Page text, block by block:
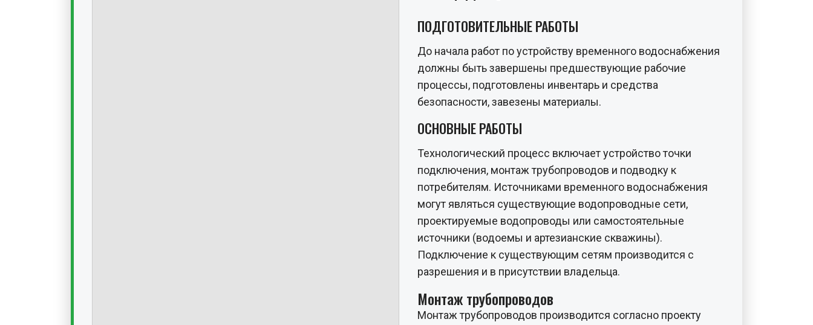
ПОДГОТОВИТЕЛЬНЫЕ РАБОТЫ
До начала работ по устройству временного водоснабжения
должны быть завершены предшествующие рабочие
процессы, подготовлены инвентарь и средства
безопасности, завезены материалы.
ОСНОВНЫЕ РАБОТЫ
Технологический процесс включает устройство точки
подключения, монтаж трубопроводов и подводку к
потребителям. Источниками временного водоснабжения
могут являться существующие водопроводные сети,
проектируемые водопроводы или самостоятельные
источники (водоемы и артезианские скважины).
Подключение к существующим сетям производится с
разрешения и в присутствии владельца.
Монтаж трубопроводов
Монтаж трубопроводов производится согласно проекту